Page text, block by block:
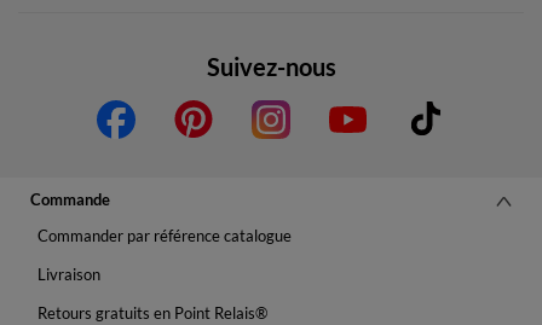
Suivez-nous
Commande
Commander par référence catalogue
Livraison
Retours gratuits en Point Relais®